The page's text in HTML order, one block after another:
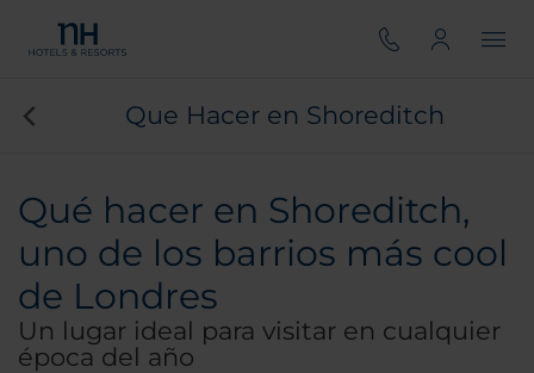
Que Hacer en Shoreditch
Qué hacer en Shoreditch,
uno de los barrios más cool
de Londres
Un lugar ideal para visitar en cualquier
época del año